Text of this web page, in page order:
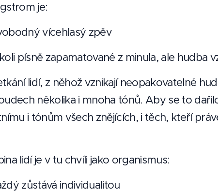
je:
vícehlasý zpěv
písně zapamatované z minula, ale hudba
lidí, z něhož vznikají neopakovatelné
několika i mnoha tónů. Aby se to
i tónům všech znějících, i těch, kteří
lidí je v tu chvíli jako organismus:
zůstává individualitou